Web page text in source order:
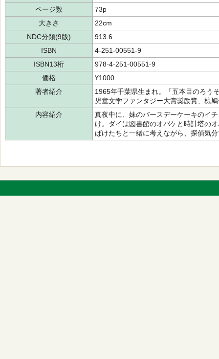
ページ数
73p
大きさ
22cm
NDC分類(9版)
913.6
ISBN
4-251-00551-9
ISBN13桁
978-4-251-00551-9
価格
¥1000
著者紹介
1965年千葉県生まれ。「五本目のろう
児童文学ファンタジー大賞奨励賞、椋
内容紹介
真夜中に、妹のバースデーケーキのイ
け。ダイは図書館のオバケと時計塔の
ばけたちと一緒に考えながら、探偵気